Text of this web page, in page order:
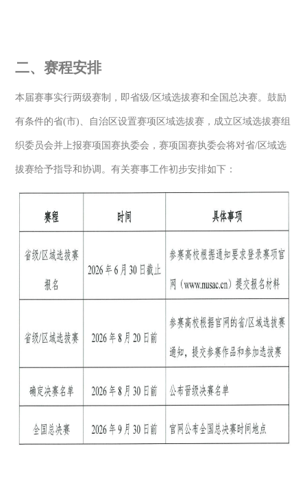
二、赛程安排
本届赛事实行两级赛制，即省级/区域选拔赛和全国总决赛。鼓励
有条件的省(市)、自治区设置赛项区域选拔赛，成立区域选拔赛组
织委员会并上报赛项国赛执委会，赛项国赛执委会将对省/区域选
拔赛给予指导和协调。有关赛事工作初步安排如下：